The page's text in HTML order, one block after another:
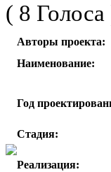
( 8 Голоса
Авторы проекта:
Наименование:
Год
Стадия:
Реализация: